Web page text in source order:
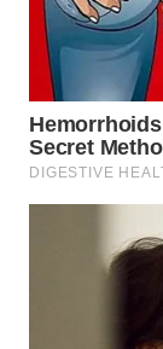
SUMEDANG
CIANJUR
WN